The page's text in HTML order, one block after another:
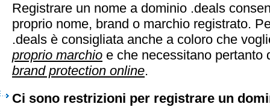
Registrare un nome a dominio .deals
proprio nome, brand o marchio registrato.
.deals è consigliata anche a coloro che
proprio marchio e che necessitano pertanto
brand protection online.
Ci sono restrizioni per registrare un